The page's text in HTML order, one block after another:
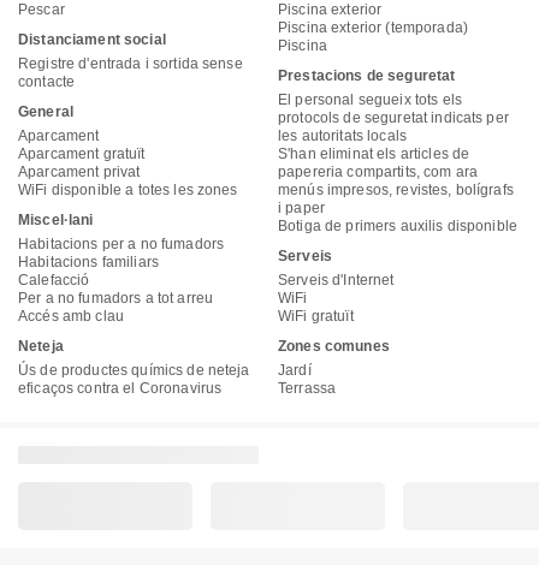
Pescar
Distanciament social
Registre d'entrada i sortida sense
contacte
General
Aparcament
Aparcament gratuït
Aparcament privat
WiFi disponible a totes les zones
Miscel·lani
Habitacions per a no fumadors
Habitacions familiars
Calefacció
Per a no fumadors a tot arreu
Accés amb clau
Neteja
Ús de productes químics de neteja
eficaços contra el Coronavirus
Piscina exterior
Piscina exterior (temporada)
Piscina
Prestacions de seguretat
El personal segueix tots els
protocols de seguretat indicats per
les autoritats locals
S'han eliminat els articles de
papereria compartits, com ara
menús impresos, revistes, bolígrafs
i paper
Botiga de primers auxilis disponible
Serveis
Serveis d'Internet
WiFi
WiFi gratuït
Zones comunes
Jardí
Terrassa